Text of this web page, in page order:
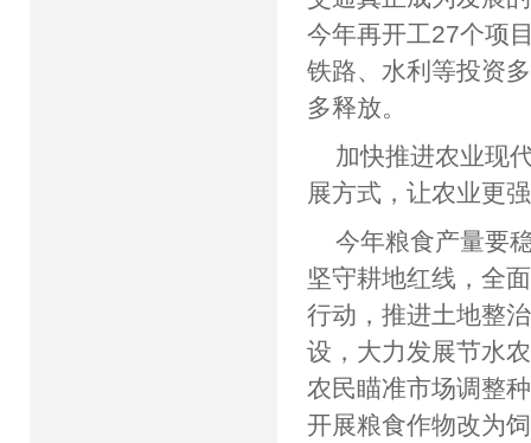
今年再开工27个项
铁路、水利等投资
多释放。
加快推进农业现
展方式，让农业更
今年粮食产量要
坚守耕地红线，全
行动，推进土地整
设，大力发展节水
农民瞄准市场调整
开展粮食作物改为